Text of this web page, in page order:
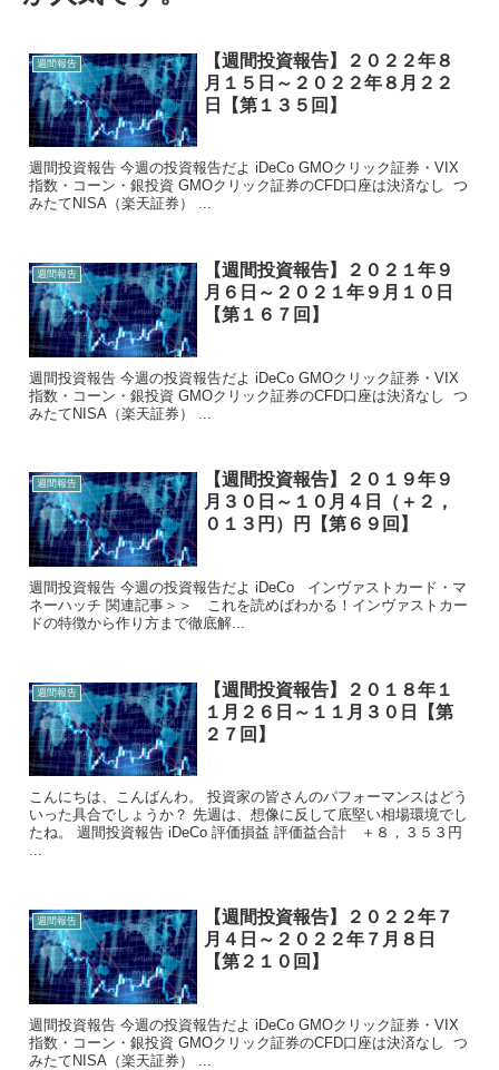
週間報告
【週間投資報告】２０２２年８
月１５日～２０２２年８月２２
日【第１３５回】
週間投資報告 今週の投資報告だよ iDeCo GMOクリック証券・VIX
指数・コーン・銀投資 GMOクリック証券のCFD口座は決済なし つ
みたてNISA（楽天証券） ...
週間報告
【週間投資報告】２０２１年９
月６日～２０２１年９月１０日
【第１６７回】
週間投資報告 今週の投資報告だよ iDeCo GMOクリック証券・VIX
指数・コーン・銀投資 GMOクリック証券のCFD口座は決済なし つ
みたてNISA（楽天証券） ...
週間報告
【週間投資報告】２０１９年９
月３０日～１０月４日（＋２，
０１３円）円【第６９回】
週間投資報告 今週の投資報告だよ iDeCo インヴァストカード・マ
ネーハッチ 関連記事＞＞ これを読めばわかる！インヴァストカー
ドの特徴から作り方まで徹底解...
週間報告
【週間投資報告】２０１８年１
１月２６日～１１月３０日【第
２７回】
こんにちは、こんばんわ。 投資家の皆さんのパフォーマンスはどう
いった具合でしょうか？ 先週は、想像に反して底堅い相場環境でし
たね。 週間投資報告 iDeCo 評価損益 評価益合計 ＋８，３５３円
...
週間報告
【週間投資報告】２０２２年７
月４日～２０２２年７月８日
【第２１０回】
週間投資報告 今週の投資報告だよ iDeCo GMOクリック証券・VIX
指数・コーン・銀投資 GMOクリック証券のCFD口座は決済なし つ
みたてNISA（楽天証券） ...